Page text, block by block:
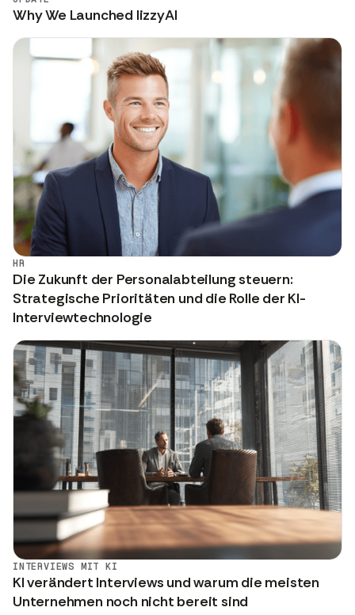
Why We Launched lizzyAI
HR
Die Zukunft der Personalabteilung steuern:
Strategische Prioritäten und die Rolle der KI-
Interviewtechnologie
INTERVIEWS MIT KI
KI verändert Interviews und warum die meisten
Unternehmen noch nicht bereit sind